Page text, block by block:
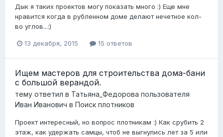
Дык я таких проектов могу показать много :) Еще мне
нравится когда в рубленном доме делают нечетное кол-
во углов...:)
13 декабря, 2015 15 ответов
Ищем мастеров для строительства дома-бани
с большой верандой.
тему ответил в Татьяна_Федорова пользователя
Иван Иванович в Поиск плотников
Проект интересный, но вопрос плотникам :) Как срубить 2
этаж, как удержать самцы, чтоб не выгнулись лет за 5 или